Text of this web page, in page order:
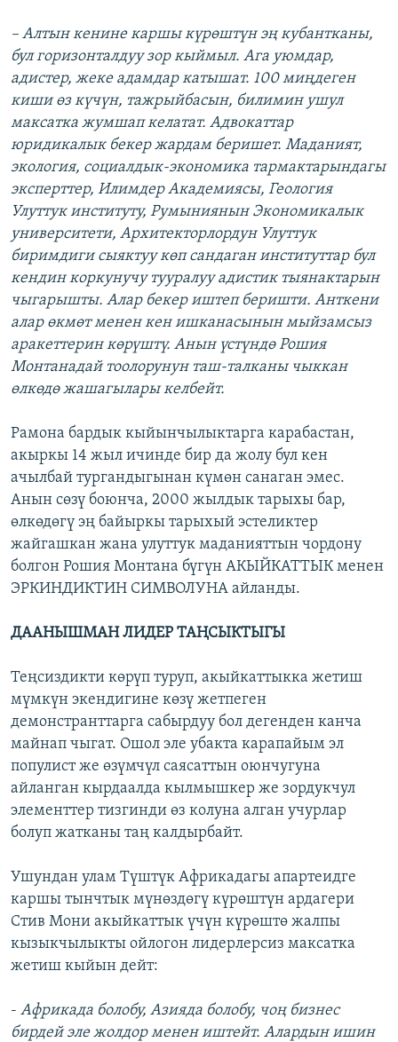
– Алтын кенине каршы күрөштүн эң кубантканы,
бул горизонталдуу зор кыймыл. Ага уюмдар,
адистер, жеке адамдар катышат. 100 миңдеген
киши өз күчүн, тажрыйбасын, билимин ушул
максатка жумшап келатат. Адвокаттар
юридикалык бекер жардам беришет. Маданият,
экология, социалдык-экономика тармактарындагы
эксперттер, Илимдер Академиясы, Геология
Улуттук институту, Румыниянын Экономикалык
университети, Архитекторлордун Улуттук
биримдиги сыяктуу көп сандаган институттар бул
кендин коркунучу тууралуу адистик тыянактарын
чыгарышты. Алар бекер иштеп беришти. Анткени
алар өкмөт менен кен ишканасынын мыйзамсыз
аракеттерин көрүштү. Анын үстүндө Рошия
Монтанадай тоолорунун таш-талканы чыккан
өлкөдө жашагылары келбейт.
Рамона бардык кыйынчылыктарга карабастан,
акыркы 14 жыл ичинде бир да жолу бул кен
ачылбай тургандыгынан күмөн санаган эмес.
Анын сөзү боюнча, 2000 жылдык тарыхы бар,
өлкөдөгү эң байыркы тарыхый эстеликтер
жайгашкан жана улуттук маданияттын чордону
болгон Рошия Монтана бүгүн АКЫЙКАТТЫК менен
ЭРКИНДИКТИН СИМВОЛУНА айланды.
ДААНЫШМАН ЛИДЕР ТАҢСЫКТЫГЫ
Теңсиздикти көрүп туруп, акыйкаттыкка жетиш
мүмкүн экендигине көзү жетпеген
демонстранттарга сабырдуу бол дегенден канча
майнап чыгат. Ошол эле убакта карапайым эл
популист же өзүмчүл саясаттын оюнчугуна
айланган кырдаалда кылмышкер же зордукчул
элементтер тизгинди өз колуна алган учурлар
болуп жатканы таң калдырбайт.
Ушундан улам Түштүк Африкадагы апартеидге
каршы тынчтык мүнөздөгү күрөштүн ардагери
Стив Мони акыйкаттык үчүн күрөштө жалпы
кызыкчылыкты ойлогон лидерлерсиз максатка
жетиш кыйын дейт:
- Африкада болобу, Азияда болобу, чоң бизнес
бирдей эле жолдор менен иштейт. Алардын ишин